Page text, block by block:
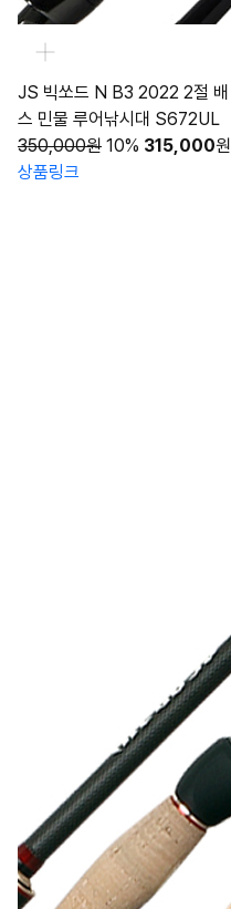
JS 빅쏘드 N B3 2022 2절 배
스 민물 루어낚시대 S672UL
350,000원 10% 315,000원
상품링크